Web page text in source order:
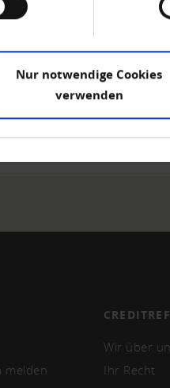
Nur notwendige Cookies
verwenden
KB)
melden
Wir über
Ihr Recht